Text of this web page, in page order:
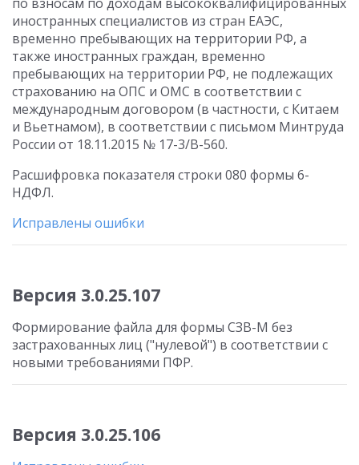
иностранных специалистов из стран ЕАЭС,
временно пребывающих на территории РФ, а
также иностранных граждан, временно
пребывающих на территории РФ, не подлежащих
страхованию на ОПС и ОМС в соответствии с
международным договором (в частности, с Китаем
и Вьетнамом), в соответствии с письмом Минтруда
России от 18.11.2015 № 17-3/В-560.
Расшифровка показателя строки 080 формы 6-
НДФЛ.
Исправлены ошибки
Версия 3.0.25.107
Формирование файла для формы СЗВ-М без
застрахованных лиц ("нулевой") в соответствии с
новыми требованиями ПФР.
Версия 3.0.25.106